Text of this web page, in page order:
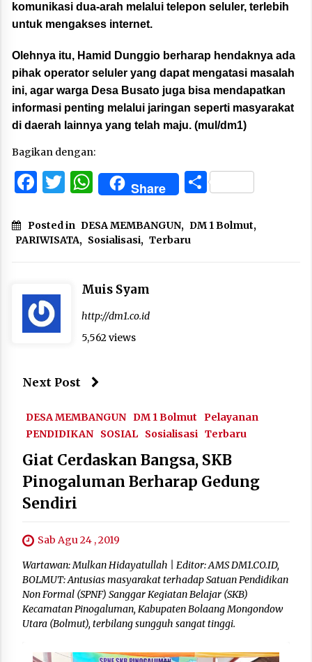
komunikasi dua-arah melalui telepon seluler, terlebih
untuk mengakses internet.
Olehnya itu, Hamid Dunggio berharap hendaknya ada
pihak operator seluler yang dapat mengatasi masalah
ini, agar warga Desa Busato juga bisa mendapatkan
informasi penting melalui jaringan seperti masyarakat
di daerah lainnya yang telah maju. (mul/dm1)
Bagikan dengan:
Facebook
Twitter
WhatsApp
Share Share
Posted in DESA MEMBANGUN, DM 1 Bolmut,
PARIWISATA, Sosialisasi, Terbaru
Muis Syam
http://dm1.co.id
5,562 views
Next Post
DESA MEMBANGUN DM 1 Bolmut
Pelayanan
PENDIDIKAN
SOSIAL Sosialisasi Terbaru
Giat Cerdaskan Bangsa, SKB
Pinogaluman Berharap Gedung
Sendiri
Sab Agu 24 , 2019
Wartawan: Mulkan Hidayatullah | Editor: AMS DM1.CO.ID,
BOLMUT: Antusias masyarakat terhadap Satuan Pendidikan
Non Formal (SPNF) Sanggar Kegiatan Belajar (SKB)
Kecamatan Pinogaluman, Kabupaten Bolaang Mongondow
Utara (Bolmut), terbilang sungguh sangat tinggi.